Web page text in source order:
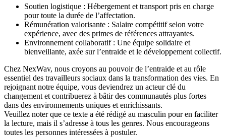
Soutien logistique : Hébergement et transport pris en charge
pour toute la durée de l’affectation.
Rémunération valorisante : Salaire compétitif selon votre
expérience, avec des primes de références attrayantes.
Environnement collaboratif : Une équipe solidaire et
bienveillante, axée sur l’entraide et le développement collectif.
Chez NexWav, nous croyons au pouvoir de l’entraide et au rôle
essentiel des travailleurs sociaux dans la transformation des vies. En
rejoignant notre équipe, vous deviendrez un acteur clé du
changement et contribuerez à bâtir des communautés plus fortes
dans des environnements uniques et enrichissants.
Veuillez noter que ce texte a été rédigé au masculin pour en faciliter
la lecture, mais il s’adresse à tous les genres. Nous encourageons
toutes les personnes intéressées à postuler.